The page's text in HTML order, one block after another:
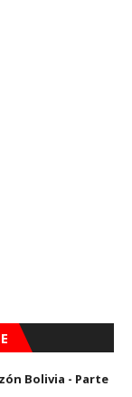
Bolivia - Parte